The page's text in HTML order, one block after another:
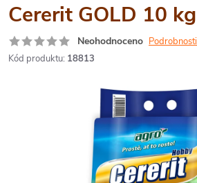
Cererit GOLD 10 kg
Neohodnoceno
Kód produktu: 18813